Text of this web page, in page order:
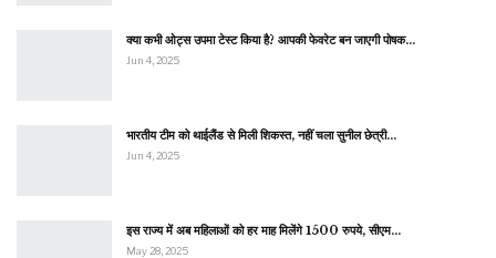
क्या कभी ओट्स उपमा टेस्ट किया है? आपकी फेवरेट बन जाएगी पोषक…
Jun 4, 2025
भारतीय टीम को थाईलैंड से मिली शिकस्त, नहीं चला सुनील छेत्री…
Jun 4, 2025
इस राज्य में अब महिलाओं को हर माह मिलेंगे 1500 रुपये, सीएम…
May 28, 2025